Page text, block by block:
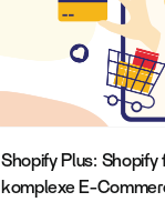
Shopify Plus: Shopify
komplexe E-